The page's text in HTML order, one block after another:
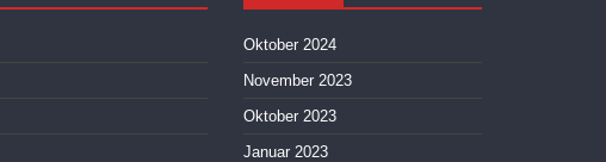
Oktober 2024
November 2023
Oktober 2023
Januar 2023